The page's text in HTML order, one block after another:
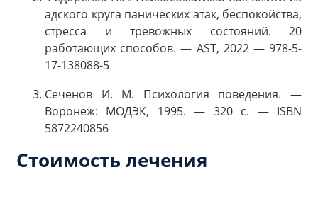
адского круга панических атак, беспокойства,
стресса и тревожных состояний. 20
работающих способов. — AST, 2022 — 978-5-
17-138088-5
Сеченов И. М. Психология поведения. —
Воронеж: МОДЭК, 1995. — 320 с. — ISBN
5872240856
Стоимость лечения